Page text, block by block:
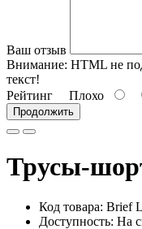
Ваш отзыв
Внимание: HTML не
текст!
Рейтинг Плохо
Продолжить
Трусы-
Код товара: Brief
Доступность: На